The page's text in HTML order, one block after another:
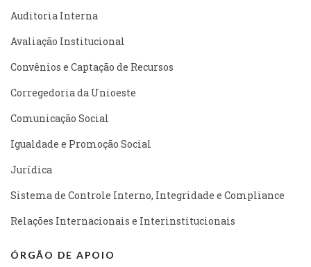
Auditoria Interna
Avaliação Institucional
Convênios e Captação de Recursos
Corregedoria da Unioeste
Comunicação Social
Igualdade e Promoção Social
Jurídica
Sistema de Controle Interno, Integridade e Compliance
Relações Internacionais e Interinstitucionais
ÓRGÃO DE APOIO